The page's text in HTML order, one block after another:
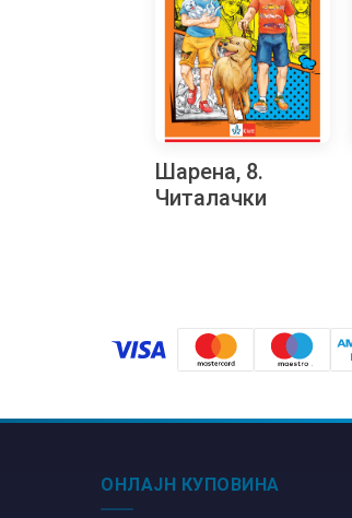
Шарена, 8.
Читалачки
ОНЛАЈН КУПОВИНА